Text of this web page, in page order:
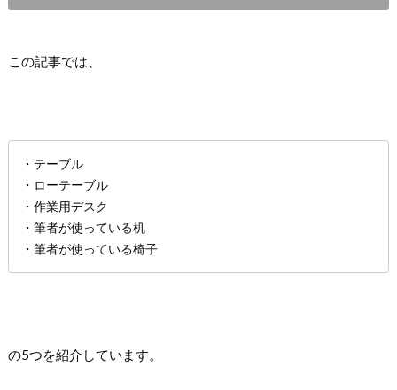
この記事では、
・テーブル
・ローテーブル
・作業用デスク
・筆者が使っている机
・筆者が使っている椅子
の5つを紹介しています。